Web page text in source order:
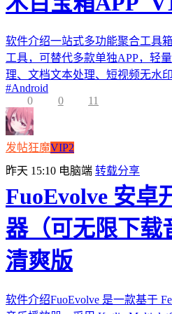
软件介绍一站式多功能聚合工具
工具，可替代多款单独APP，轻
理、文档文本处理、短视频无水
#Android
0
0 11
发帖狂魔VIP2
昨天 15:10 电脑端 转载分享
FuoEvolve 安卓
器（可无限下载
清爽版
软件介绍FuoEvolve 是一款基于